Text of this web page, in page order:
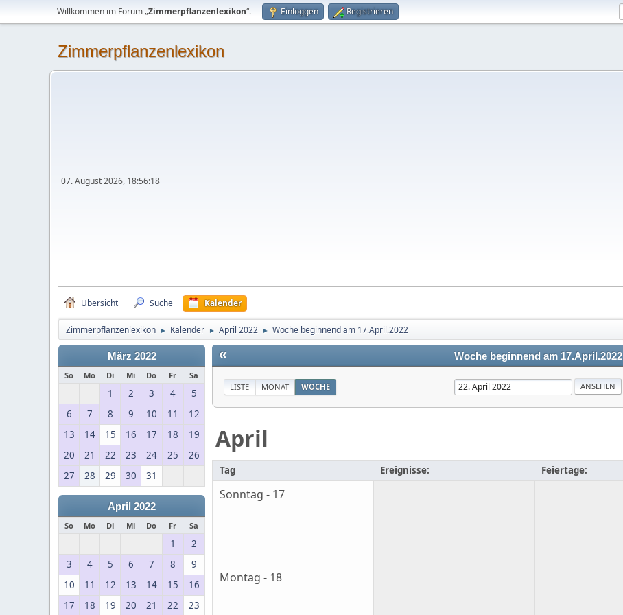
Willkommen im Forum „Zimmerpflanzenlexikon“. Einloggen Registrieren
Zimmerpflanzenlexikon
07. August 2026, 18:56:18
Übersicht Suche Kalender
Zimmerpflanzenlexikon ► Kalender ► April 2022 ► Woche beginnend am 17.April.2022
März 2022
So Mo Di Mi Do Fr Sa
1 2 3 4
5
6
7 8 9 10 11
12
13
14 15 16 17 18
19
20
21 22 23 24 25
26
27
28 29 30 31
April 2022
So Mo Di Mi Do Fr Sa
1
2
3
4 5 6 7 8
9
10
11 12 13 14 15
16
17
18 19 20 21 22
23
« Woche beginnend am 17.April.2022
LISTE MONAT WOCHE
April
Tag Ereignisse: Feiertage:
Sonntag - 17
Montag - 18